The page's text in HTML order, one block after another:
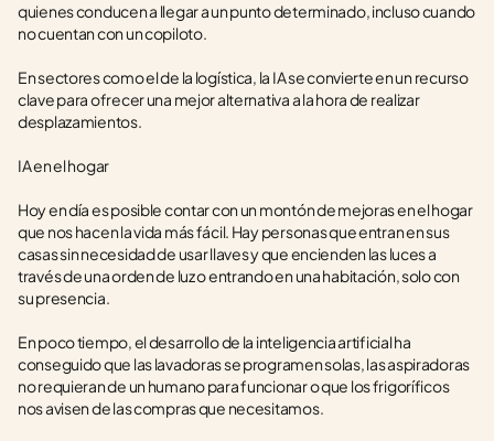
quienes conducen a llegar a un punto determinado, incluso cuando
no cuentan con un copiloto.
En sectores como el de la logística, la IA se convierte en un recurso
clave para ofrecer una mejor alternativa a la hora de realizar
desplazamientos.
IA en el hogar
Hoy en día es posible contar con un montón de mejoras en el hogar
que nos hacen la vida más fácil. Hay personas que entran en sus
casas sin necesidad de usar llaves y que encienden las luces a
través de una orden de luz o entrando en una habitación, solo con
su presencia.
En poco tiempo, el desarrollo de la inteligencia artificial ha
conseguido que las lavadoras se programen solas, las aspiradoras
no requieran de un humano para funcionar o que los frigoríficos
nos avisen de las compras que necesitamos.